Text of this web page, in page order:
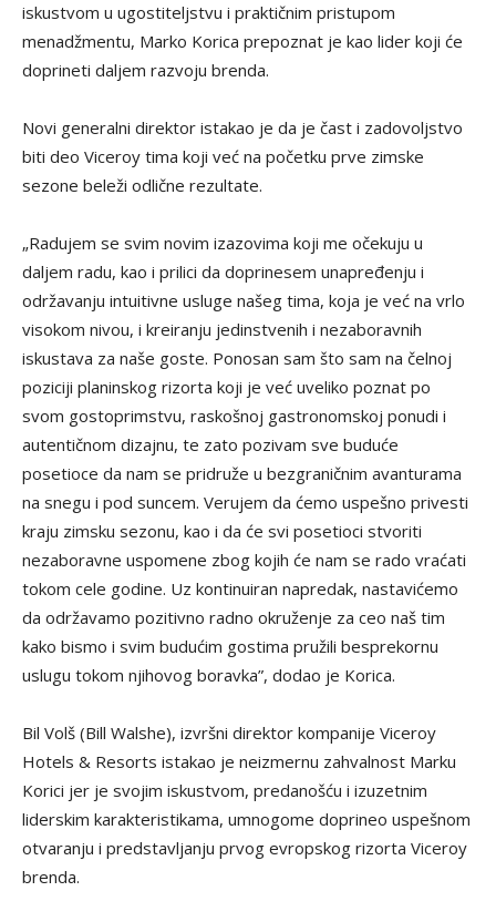
iskustvom u ugostiteljstvu i praktičnim pristupom
menadžmentu, Marko Korica prepoznat je kao lider koji će
doprineti daljem razvoju brenda.
Novi generalni direktor istakao je da je čast i zadovoljstvo
biti deo Viceroy tima koji već na početku prve zimske
sezone beleži odlične rezultate.
„Radujem se svim novim izazovima koji me očekuju u
daljem radu, kao i prilici da doprinesem unapređenju i
održavanju intuitivne usluge našeg tima, koja je već na vrlo
visokom nivou, i kreiranju jedinstvenih i nezaboravnih
iskustava za naše goste. Ponosan sam što sam na čelnoj
poziciji planinskog rizorta koji je već uveliko poznat po
svom gostoprimstvu, raskošnoj gastronomskoj ponudi i
autentičnom dizajnu, te zato pozivam sve buduće
posetioce da nam se pridruže u bezgraničnim avanturama
na snegu i pod suncem. Verujem da ćemo uspešno privesti
kraju zimsku sezonu, kao i da će svi posetioci stvoriti
nezaboravne uspomene zbog kojih će nam se rado vraćati
tokom cele godine. Uz kontinuiran napredak, nastavićemo
da održavamo pozitivno radno okruženje za ceo naš tim
kako bismo i svim budućim gostima pružili besprekornu
uslugu tokom njihovog boravka”, dodao je Korica.
Bil Volš (Bill Walshe), izvršni direktor kompanije Viceroy
Hotels & Resorts istakao je neizmernu zahvalnost Marku
Korici jer je svojim iskustvom, predanošću i izuzetnim
liderskim karakteristikama, umnogome doprineo uspešnom
otvaranju i predstavljanju prvog evropskog rizorta Viceroy
brenda.